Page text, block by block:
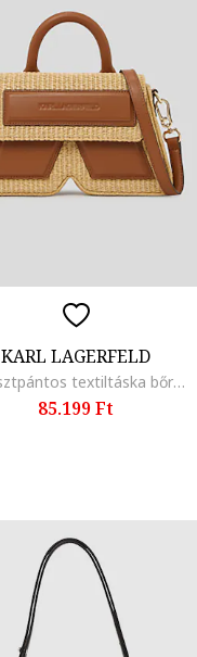
KARL LAGERFELD
Keresztpántos textiltáska bőrrészletekkel, Bézs/Karamellbarna
85.199 Ft